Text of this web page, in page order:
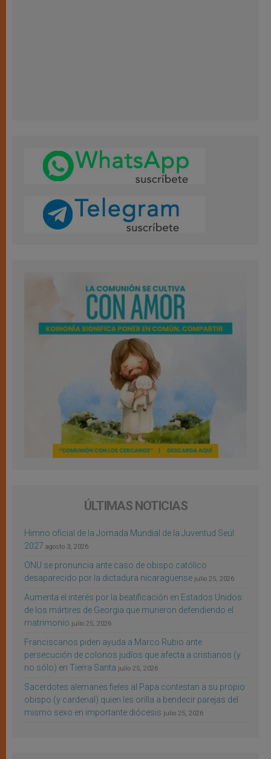
ÚLTIMAS NOTICIAS
Himno oficial de la Jornada Mundial de la Juventud Seúl
2027 agosto 3, 2026
ONU se pronuncia ante caso de obispo católico
desaparecido por la dictadura nicaragüense julio 25, 2026
Aumenta el interés por la beatificación en Estados Unidos
de los mártires de Georgia que murieron defendiendo el
matrimonio julio 25, 2026
Franciscanos piden ayuda a Marco Rubio ante
persecución de colonos judíos que afecta a cristianos (y
no sólo) en Tierra Santa julio 25, 2026
Sacerdotes alemanes fieles al Papa contestan a su propio
obispo (y cardenal) quien les orilla a bendecir parejas del
mismo sexo en importante diócesis julio 25, 2026